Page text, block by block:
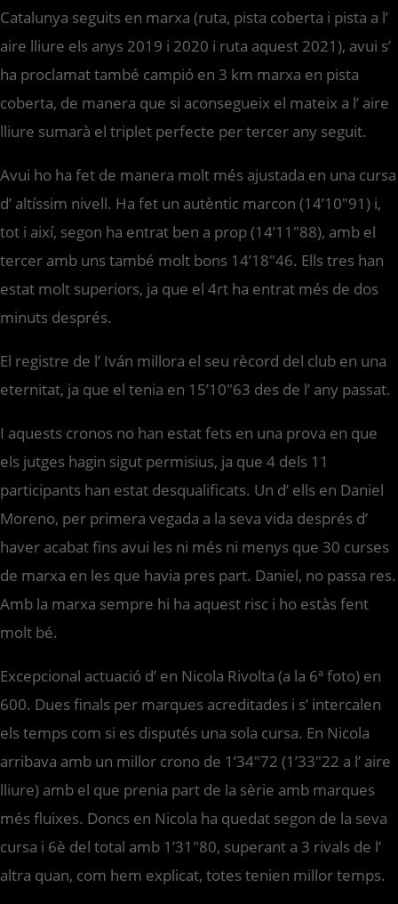
Catalunya seguits en marxa (ruta, pista coberta i pista a l’
aire lliure els anys 2019 i 2020 i ruta aquest 2021), avui s’
ha proclamat també campió en 3 km marxa en pista
coberta, de manera que si aconsegueix el mateix a l’ aire
lliure sumarà el triplet perfecte per tercer any seguit.
Avui ho ha fet de manera molt més ajustada en una cursa
d’ altíssim nivell. Ha fet un autèntic marcon (14’10″91) i,
tot i així, segon ha entrat ben a prop (14’11″88), amb el
tercer amb uns també molt bons 14’18″46. Ells tres han
estat molt superiors, ja que el 4rt ha entrat més de dos
minuts després.
El registre de l’ Iván millora el seu rècord del club en una
eternitat, ja que el tenia en 15’10″63 des de l’ any passat.
I aquests cronos no han estat fets en una prova en que
els jutges hagin sigut permisius, ja que 4 dels 11
participants han estat desqualificats. Un d’ ells en Daniel
Moreno, per primera vegada a la seva vida després d’
haver acabat fins avui les ni més ni menys que 30 curses
de marxa en les que havia pres part. Daniel, no passa res.
Amb la marxa sempre hi ha aquest risc i ho estàs fent
molt bé.
Excepcional actuació d’ en Nicola Rivolta (a la 6ª foto) en
600. Dues finals per marques acreditades i s’ intercalen
els temps com si es disputés una sola cursa. En Nicola
arribava amb un millor crono de 1’34″72 (1’33″22 a l’ aire
lliure) amb el que prenia part de la sèrie amb marques
més fluixes. Doncs en Nicola ha quedat segon de la seva
cursa i 6è del total amb 1’31″80, superant a 3 rivals de l’
altra quan, com hem explicat, totes tenien millor temps.